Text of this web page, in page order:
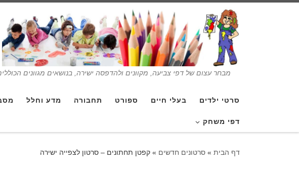
מבחר עצום של דפי צביעה, מקוונים ולהדפסה ישירה, בנושאים מגוונים
סרטי ילדים בעלי חיים ספורט תחבורה מדע וחלל
דפי משחק
דף הבית » סרטונים חדשים » קפטן תחתונים – סרטון לצפייה ישירה